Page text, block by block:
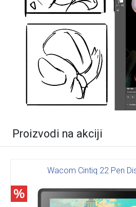
Proizvodi na akciji
Wacom Cintiq 22 Pen